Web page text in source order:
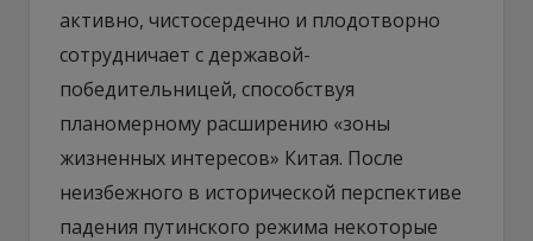
активно, чистосердечно и плодотворно
сотрудничает с державой-
победительницей, способствуя
планомерному расширению «зоны
жизненных интересов» Китая. После
неизбежного в исторической перспективе
падения путинского режима некоторые